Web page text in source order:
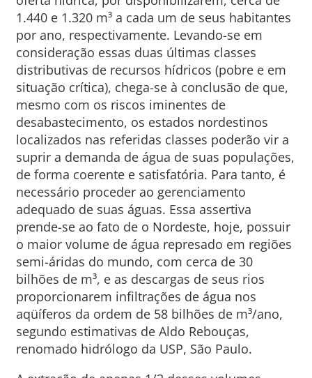
1.440 e 1.320 m³ a cada um de seus habitantes
por ano, respectivamente. Levando-se em
consideração essas duas últimas classes
distributivas de recursos hídricos (pobre e em
situação crítica), chega-se à conclusão de que,
mesmo com os riscos iminentes de
desabastecimento, os estados nordestinos
localizados nas referidas classes poderão vir a
suprir a demanda de água de suas populações,
de forma coerente e satisfatória. Para tanto, é
necessário proceder ao gerenciamento
adequado de suas águas. Essa assertiva
prende-se ao fato de o Nordeste, hoje, possuir
o maior volume de água represado em regiões
semi-áridas do mundo, com cerca de 30
bilhões de m³, e as descargas de seus rios
proporcionarem infiltrações de água nos
aqüíferos da ordem de 58 bilhões de m³/ano,
segundo estimativas de Aldo Rebouças,
renomado hidrólogo da USP, São Paulo.